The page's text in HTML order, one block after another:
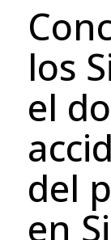
los
el
del
en